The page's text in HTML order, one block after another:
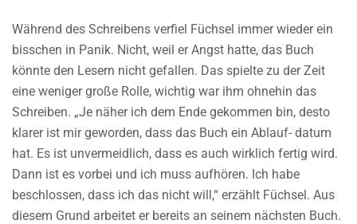
Während des Schreibens verfiel Füchsel immer wieder ein
bisschen in Panik. Nicht, weil er Angst hatte, das Buch
könnte den Lesern nicht gefallen. Das spielte zu der Zeit
eine weniger große Rolle, wichtig war ihm ohnehin das
Schreiben. „Je näher ich dem Ende gekommen bin, desto
klarer ist mir geworden, dass das Buch ein Ablauf- datum
hat. Es ist unvermeidlich, dass es auch wirklich fertig wird.
Dann ist es vorbei und ich muss aufhören. Ich habe
beschlossen, dass ich das nicht will,“ erzählt Füchsel. Aus
diesem Grund arbeitet er bereits an seinem nächsten Buch.